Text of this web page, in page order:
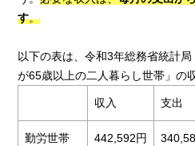
す。
以下の表は、令和3年総務省統計局
が65歳以上の二人暮らし世帯」の
収入 支出
勤労世帯 442,592円